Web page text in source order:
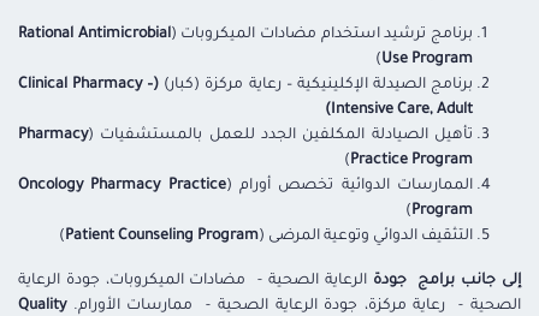
برنامج ترشيد استخدام مضادات الميكروبات (Rational Antimicrobial
Use Program
)
برنامج الصيدلة الإكلينيكية – رعاية مركزة (كبار)
(Clinical Pharmacy –
Intensive Care, Adult)
تأهيل الصيادلة المكلفين الجدد للعمل بالمستشفيات (Pharmacy
Practice Program
)
الممارسات الدوائية تخصص أورام (Oncology Pharmacy Practice
Program
)
التثقيف الدوائي وتوعية المرضى (Patient Counseling Program
)
إلى جانب برامج جودة الرعاية الصحية - مضادات الميكروبات، جودة الرعاية
الصحية - رعاية مركزة، جودة الرعاية الصحية - ممارسات الأورام.Quality